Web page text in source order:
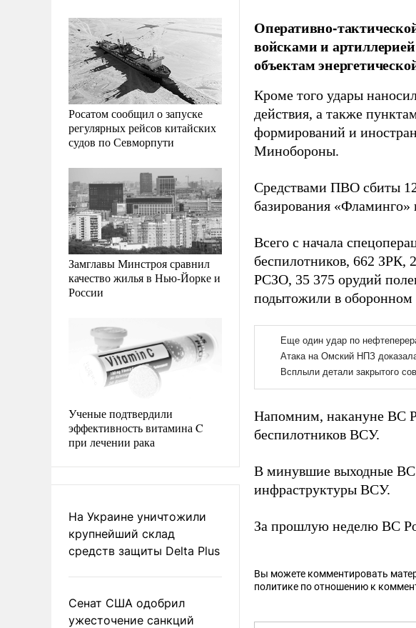
Росатом сообщил о запуске
регулярных рейсов китайских
судов по Севморпути
Замглавы Минстроя сравнил
качество жилья в Нью-Йорке и
России
Ученые подтвердили
эффективность витамина C
при лечении рака
На Украине уничтожили
крупнейший склад
средств защиты Delta Plus
Сенат США одобрил
ужесточение санкций
Оперативно-
войсками и
объектам
Кроме того удары
действия, а также
формирований и
Минобороны.
Средствами ПВО сбиты
базирования «Фламинго»
Всего с начала
беспилотников, 662 ЗРК,
РСЗО, 35 375 орудий
подытожили в оборонном
Напомним, накануне ВС
беспилотников ВСУ.
В минувшие выходные ВС
инфраструктуры ВСУ.
За прошлую неделю ВС
Вы можете комментировать
политике по отношению к